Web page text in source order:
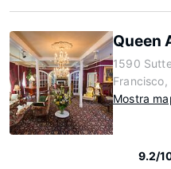
Queen
1590
Mostra
9.2/